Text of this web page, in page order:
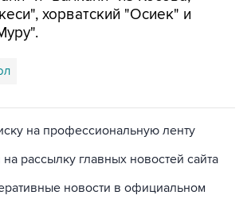
хорватский "Осиек" и
на профессиональную ленту
рассылку главных новостей сайта
новости в официальном